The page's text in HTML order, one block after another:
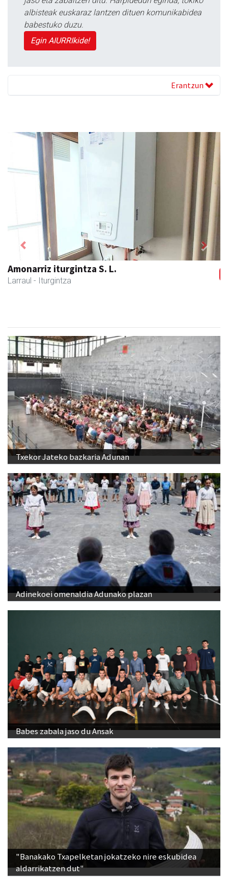
albisteak euskaraz lantzen dituen komunikabidea
babestuko duzu.
Egin AIURRIkide!
Erantzun
Amonarriz iturgintza S. L.
Larraul - Iturgintza
Previous Next
Txekor Jateko bazkaria Adunan
Adinekoei omenaldia Adunako plazan
Babes zabala jaso du Ansak
"Banakako Txapelketan jokatzeko nire eskubidea
aldarrikatzen dut"